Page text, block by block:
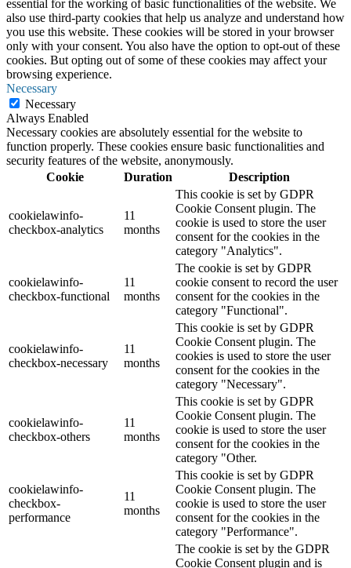
essential for the working of basic functionalities of the website. We
also use third-party cookies that help us analyze and understand how
you use this website. These cookies will be stored in your browser
only with your consent. You also have the option to opt-out of these
cookies. But opting out of some of these cookies may affect your
browsing experience.
Necessary
Necessary
Always Enabled
Necessary cookies are absolutely essential for the website to
function properly. These cookies ensure basic functionalities and
security features of the website, anonymously.
Cookie
Duration Description
cookielawinfo-
checkbox-analytics
11
months
This cookie is set by GDPR
Cookie Consent plugin. The
cookie is used to store the user
consent for the cookies in the
category "Analytics".
cookielawinfo-
checkbox-functional
11
months
The cookie is set by GDPR
cookie consent to record the user
consent for the cookies in the
category "Functional".
cookielawinfo-
checkbox-necessary
11
months
This cookie is set by GDPR
Cookie Consent plugin. The
cookies is used to store the user
consent for the cookies in the
category "Necessary".
cookielawinfo-
checkbox-others
11
months
This cookie is set by GDPR
Cookie Consent plugin. The
cookie is used to store the user
consent for the cookies in the
category "Other.
cookielawinfo-
checkbox-
performance
11
months
This cookie is set by GDPR
Cookie Consent plugin. The
cookie is used to store the user
consent for the cookies in the
category "Performance".
The cookie is set by the GDPR
Cookie Consent plugin and is